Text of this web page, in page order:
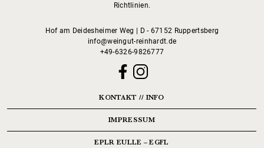
Richtlinien.
Hof am Deidesheimer Weg | D - 67152 Ruppertsberg
info@weingut-reinhardt.de
+49-6326-9826777
KONTAKT // INFO
IMPRESSUM
EPLR EULLE – EGFL